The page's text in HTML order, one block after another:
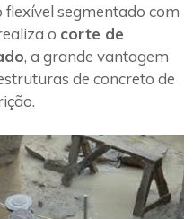
flexível segmentado com
o corte de
, a grande vantagem
de concreto de